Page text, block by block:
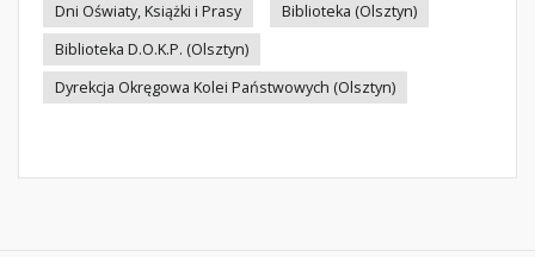
Dni Oświaty, Książki i Prasy
Biblioteka (Olsztyn)
Biblioteka D.O.K.P. (Olsztyn)
Dyrekcja Okręgowa Kolei Państwowych (Olsztyn)